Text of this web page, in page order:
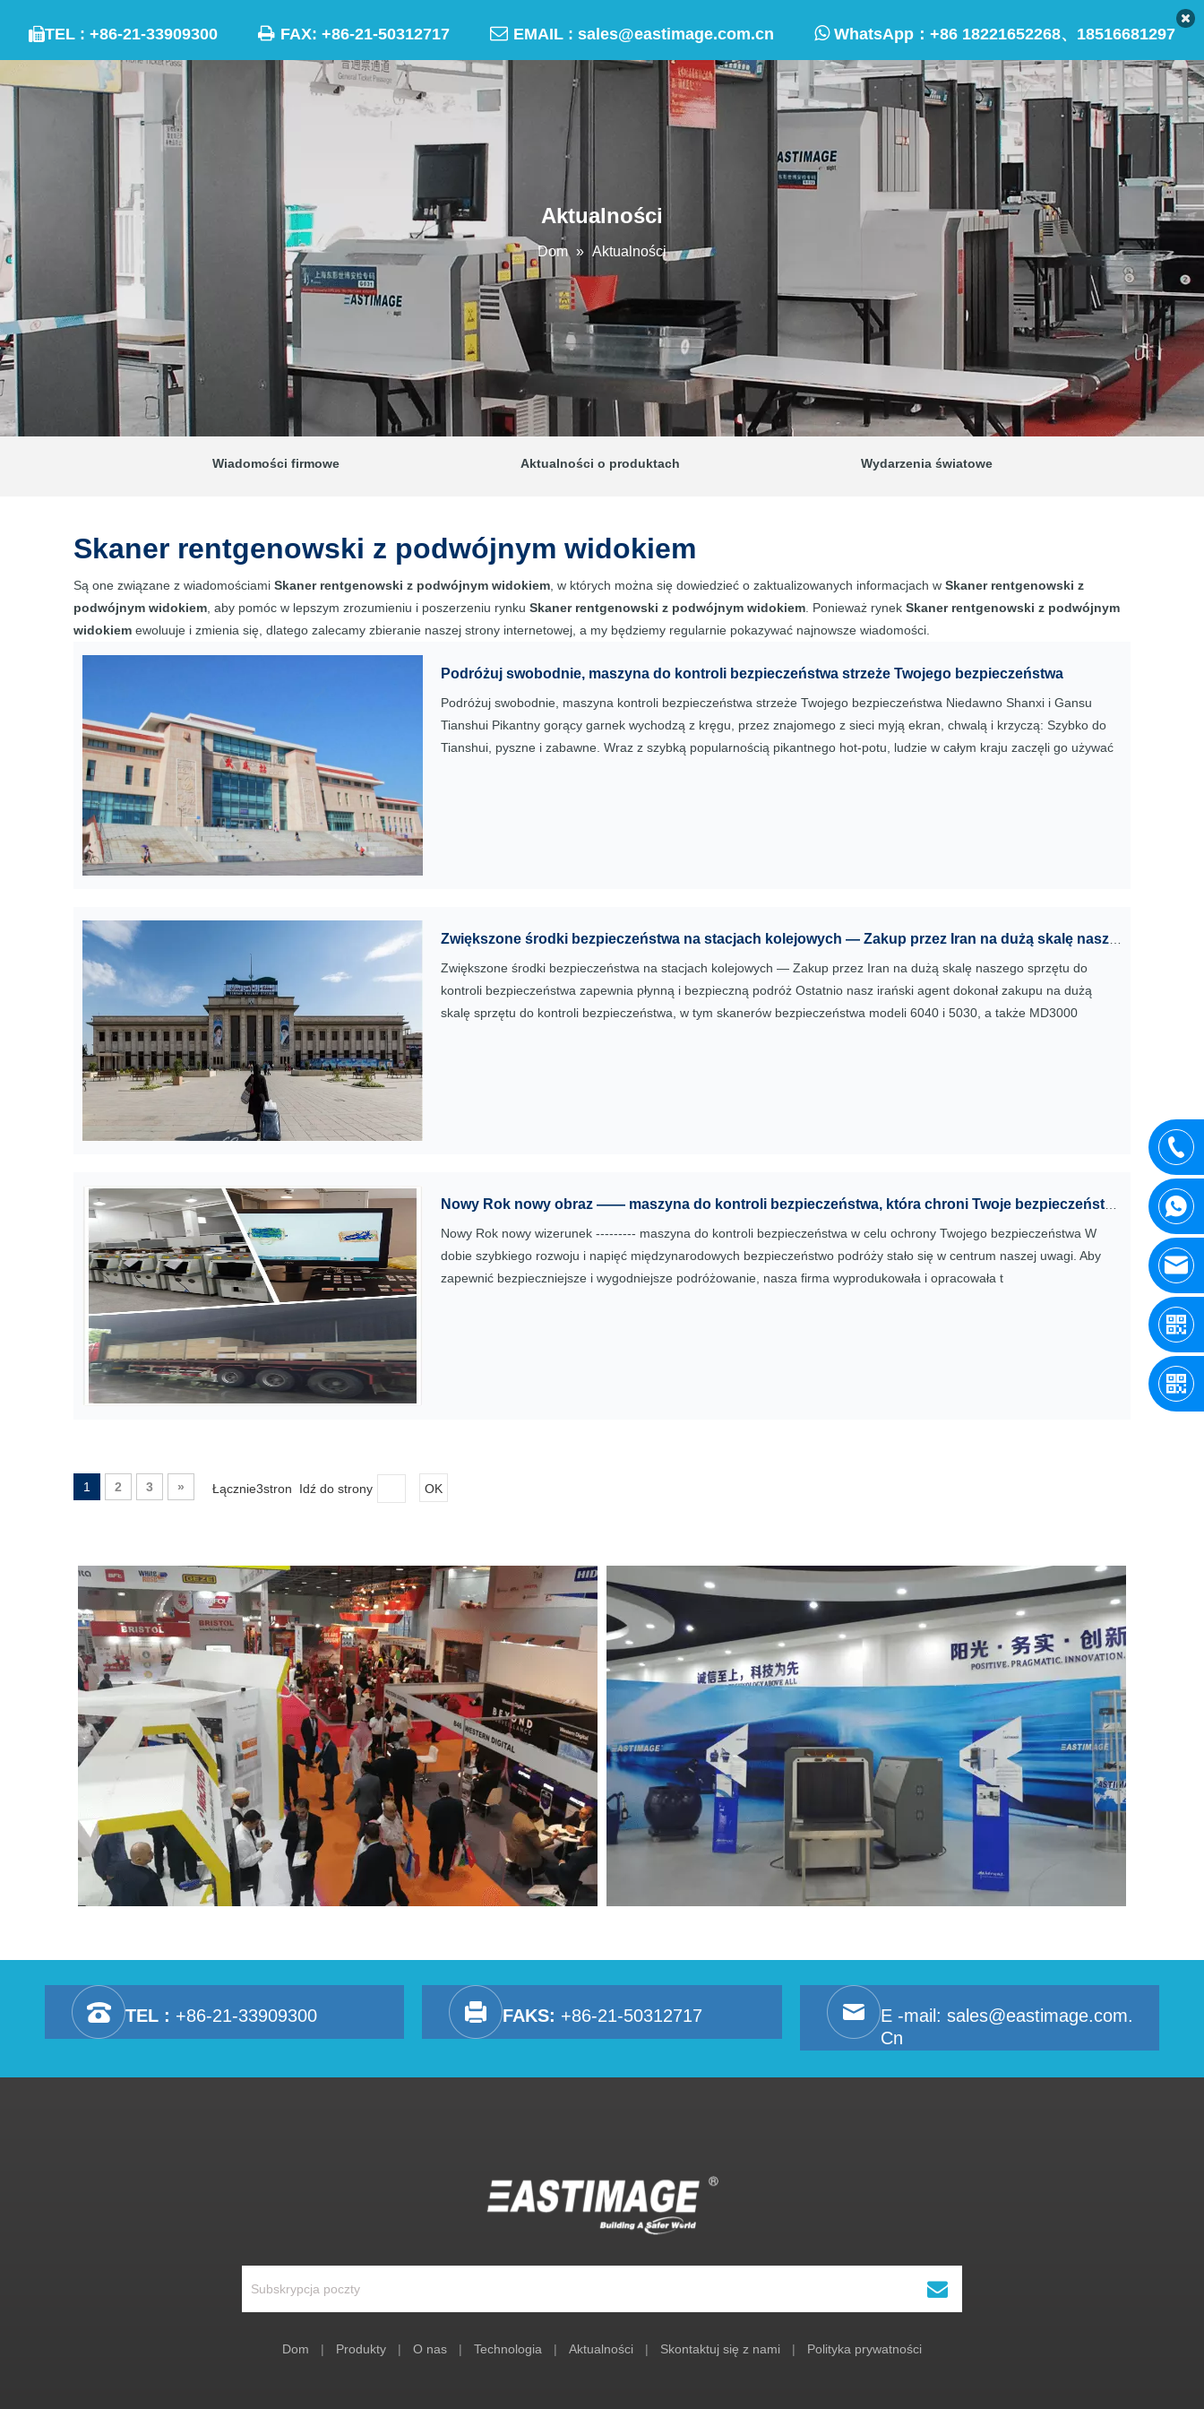
TEL : +86-21-33909300  FAX: +86-21-50312717  EMAIL : sales@eastimage.com.cn WhatsApp： +86 18221652268、18516681297
Aktualności
Dom » Aktualności
Wiadomości firmowe Aktualności o produktach Wydarzenia światowe
Skaner rentgenowski z podwójnym widokiem
Są one związane z wiadomościami Skaner rentgenowski z podwójnym widokiem , w których można się dowiedzieć o zaktualizowanych informacjach w Skaner rentgenowski z
podwójnym widokiem , aby pomóc w lepszym zrozumieniu i poszerzeniu rynku Skaner rentgenowski z podwójnym widokiem . Ponieważ rynek Skaner rentgenowski z podwójnym
widokiem ewoluuje i zmienia się, dlatego zalecamy zbieranie naszej strony internetowej, a my będziemy regularnie pokazywać najnowsze wiadomości.
Podróżuj swobodnie, maszyna do kontroli bezpieczeństwa strzeże Twojego bezpieczeństwa
Podróżuj swobodnie, maszyna kontroli bezpieczeństwa strzeże Twojego bezpieczeństwa Niedawno Shanxi i Gansu
Tianshui Pikantny gorący garnek wychodzą z kręgu, przez znajomego z sieci myją ekran, chwalą i krzyczą: Szybko do
Tianshui, pyszne i zabawne. Wraz z szybką popularnością pikantnego hot-potu, ludzie w całym kraju zaczęli go używać
Zwiększone środki bezpieczeństwa na stacjach kolejowych — Zakup przez Iran na dużą skalę naszego sprzętu do
kontroli bezpieczeństwa zapewnia płynną i bezpieczną podróż Ostatnio nasz irański agent dokonał zakupu na dużą
skalę sprzętu do kontroli bezpieczeństwa, w tym skanerów bezpieczeństwa modeli 6040 i 5030, a także MD3000
Nowy Rok nowy wizerunek --------- maszyna do kontroli bezpieczeństwa w celu ochrony Twojego bezpieczeństwa W
dobie szybkiego rozwoju i napięć międzynarodowych bezpieczeństwo podróży stało się w centrum naszej uwagi. Aby
zapewnić bezpieczniejsze i wygodniejsze podróżowanie, nasza firma wyprodukowała i opracowała t
1 2 3 » Łącznie3stron Idź do strony OK
TEL : +86-21-33909300 FAKS: +86-21-50312717 E -mail: sales@eastimage.com.
Cn
Dom | Produkty | O nas | Technologia | Aktualności | Skontaktuj się z nami | Polityka prywatności